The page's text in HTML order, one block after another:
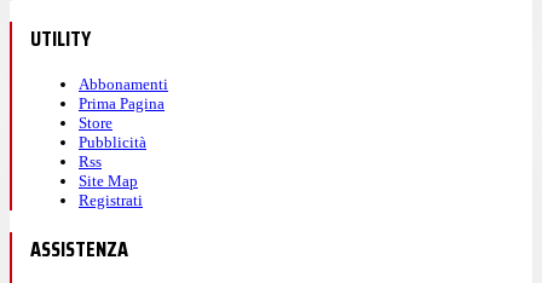
UTILITY
Abbonamenti
Prima Pagina
Store
Pubblicità
Rss
Site Map
Registrati
ASSISTENZA